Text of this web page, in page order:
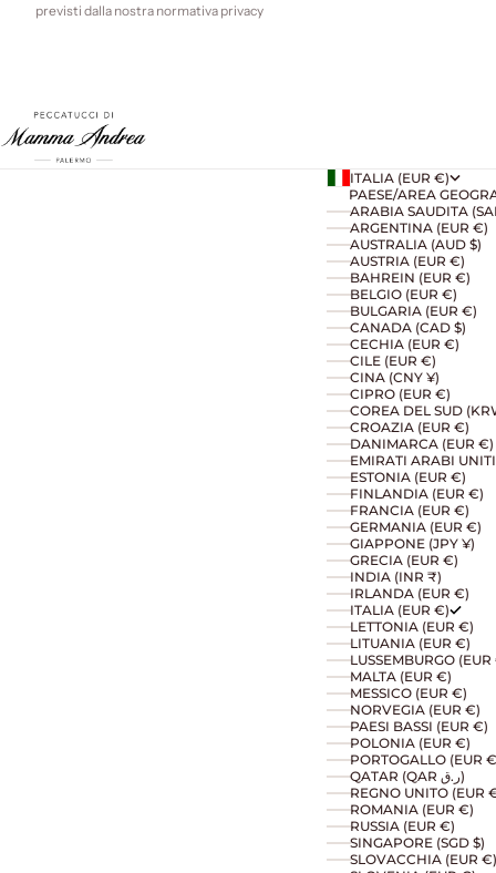
previsti dalla nostra normativa privacy
ITALIA (EUR €)
PAESE/AREA
ARGENTINA (EUR €)
AUSTRALIA (AUD $)
AUSTRIA (EUR €)
BAHREIN (EUR €)
BELGIO (EUR €)
BULGARIA (EUR €)
CANADA (CAD $)
CECHIA (EUR €)
CILE (EUR €)
CINA (CNY ¥)
CIPRO (EUR €)
COREA DEL SUD
CROAZIA (EUR €)
DANIMARCA (EUR €)
ESTONIA (EUR €)
FINLANDIA (EUR €)
FRANCIA (EUR €)
GERMANIA (EUR €)
GIAPPONE (JPY ¥)
GRECIA (EUR €)
INDIA (INR ₹)
IRLANDA (EUR €)
ITALIA (EUR €)
LETTONIA (EUR €)
LITUANIA (EUR €)
LUSSEMBURGO (EUR
MALTA (EUR €)
MESSICO (EUR €)
NORVEGIA (EUR €)
PAESI BASSI (EUR €)
POLONIA (EUR €)
PORTOGALLO (EUR
QATAR (QAR ر.ق)
REGNO UNITO (EUR
ROMANIA (EUR €)
RUSSIA (EUR €)
SINGAPORE (SGD $)
SLOVACCHIA (EUR €)